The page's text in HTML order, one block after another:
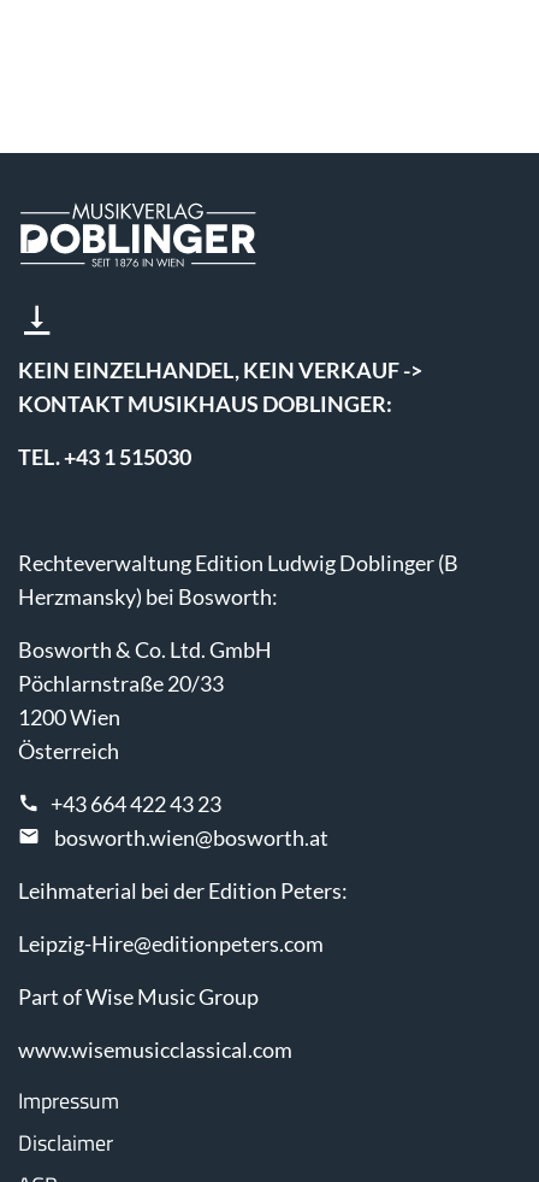
KEIN EINZELHANDEL, KEIN VERKAUF ->
KONTAKT MUSIKHAUS DOBLINGER:
TEL. +43 1 515030
Rechteverwaltung Edition Ludwig Doblinger (B
Herzmansky) bei Bosworth:
Bosworth & Co. Ltd. GmbH
Pöchlarnstraße 20/33
1200 Wien
Österreich
+43 664 422 43 23
bosworth.wien@bosworth.at
Leihmaterial bei der Edition Peters:
Leipzig-Hire@editionpeters.com
Part of Wise Music Group
www.wisemusicclassical.com
Impressum
Disclaimer